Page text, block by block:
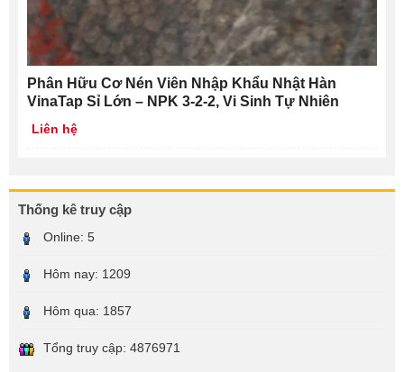
Phân Hữu Cơ Nén Viên Nhập Khẩu Nhật Hàn
VinaTap Sỉ Lớn – NPK 3-2-2, Vi Sinh Tự Nhiên
Liên hệ
Thống kê truy cập
Online: 5
Hôm nay: 1209
Hôm qua: 1857
Tổng truy cập: 4876971